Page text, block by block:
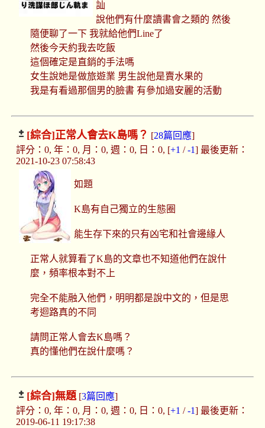
訕
說他們有什麼讀書會之類的 然後
隨便聊了一下 我就給他們Line了
然後今天約我去吃飯
這個確定是直銷的手法嗎
女生說她是做旅遊業 男生說他是賣水果的
我是有看過那個男的臉書 有參加過安麗的活動
[綜合]正常人會去K島嗎？ [28篇回應]
評分：0, 年：0, 月：0, 週：0, 日：0, [+1 /-1] 最後更新：
2021-10-23 07:58:43
如題
K島有自己獨立的生態圈
能生存下來的只有凶宅和社會邊緣人
正常人就算看了K島的文章也不知道他們在說什
麼，頻率根本對不上
完全不能融入他們，明明都是說中文的，但是思
考迴路真的不同
請問正常人會去K島嗎？
真的懂他們在說什麼嗎？
[綜合]無題[3篇回應]
評分：0, 年：0, 月：0, 週：0, 日：0, [+1 /-1] 最後更新：
2019-06-11 19:17:38